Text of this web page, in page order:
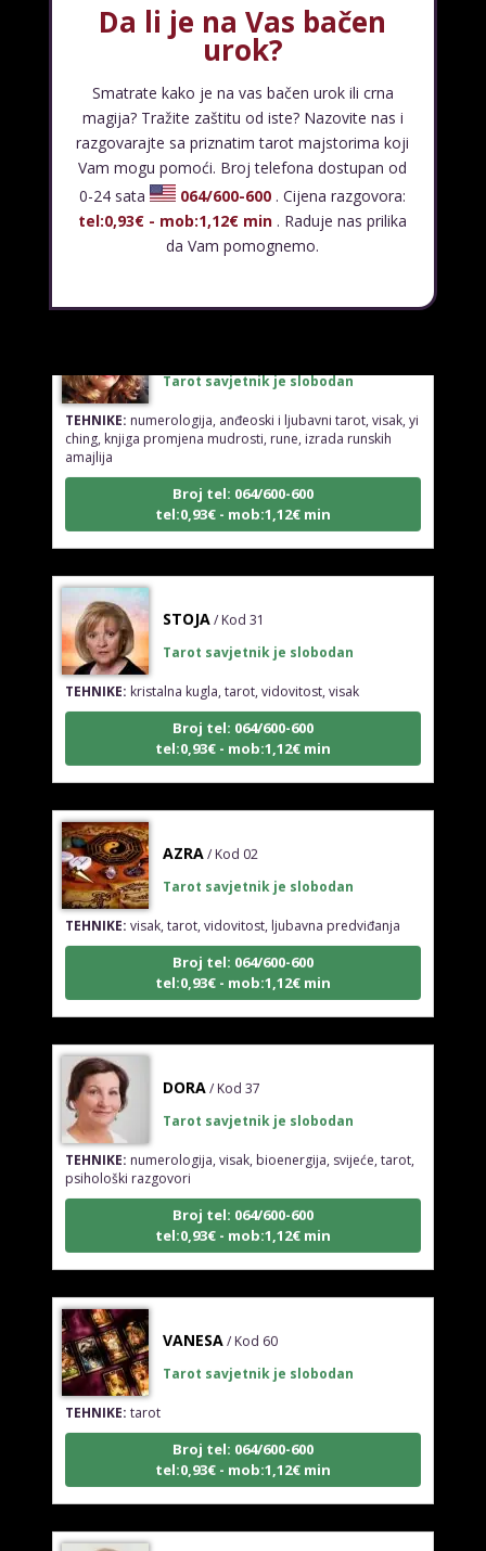
Da li je na Vas bačen
urok?
Smatrate kako je na vas bačen urok ili crna
magija? Tražite zaštitu od iste? Nazovite nas i
razgovarajte sa priznatim tarot majstorima koji
Vam mogu pomoći. Broj telefona dostupan od
0-24 sata
064/600-600 . Cijena razgovora:
tel:0,93€ - mob:1,12€ min . Raduje nas prilika
da Vam pomognemo.
KRISTINA / Kod 160
Tarot savjetnik je slobodan
TEHNIKE:asrologija; numerologija, tarot
Broj tel: 064/600-600
tel:0,93€ - mob:1,12€ min
TEHNIKE:numerologija, anđeoski i ljubavni tarot, visak, yi
ching, knjiga promjena mudrosti, rune, izrada runskih
amajlija
Broj tel: 064/600-600
tel:0,93€ - mob:1,12€ min
TEHNIKE:kristalna kugla, tarot, vidovitost, visak
Broj tel: 064/600-600
tel:0,93€ - mob:1,12€ min
TEHNIKE:visak, tarot, vidovitost, ljubavna predviđanja
Broj tel: 064/600-600
tel:0,93€ - mob:1,12€ min
TEHNIKE:numerologija, visak, bioenergija, svijeće, tarot,
psihološki razgovori
Broj tel: 064/600-600
tel:0,93€ - mob:1,12€ min
TEHNIKE:tarot
Broj tel: 064/600-600
tel:0,93€ - mob:1,12€ min